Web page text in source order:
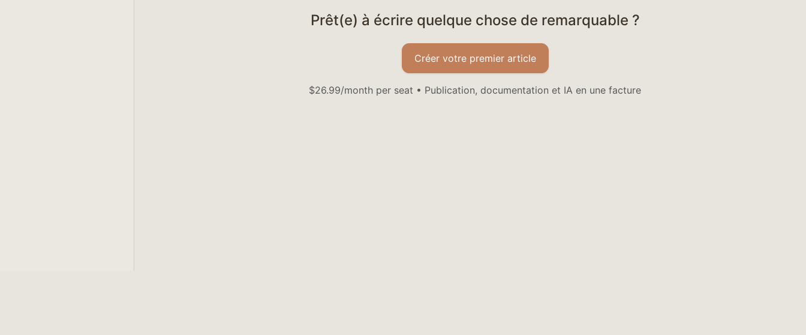
Prêt(e) à écrire quelque chose de remarquable ?
Créer votre premier article
$26.99/month per seat • Publication, documentation et IA en une facture